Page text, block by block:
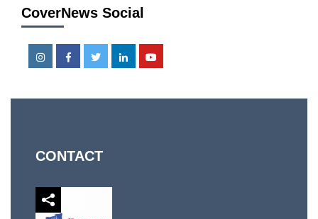
CoverNews Social
InstagramFacebookTwitterLinkedin
CONTACT